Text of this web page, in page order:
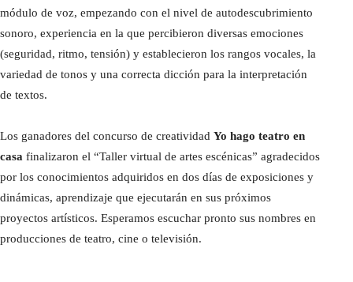
módulo de voz, empezando con el nivel de autodescubrimiento
sonoro, experiencia en la que percibieron diversas emociones
(seguridad, ritmo, tensión) y establecieron los rangos vocales, la
variedad de tonos y una correcta dicción para la interpretación
de textos.
Los ganadores del concurso de creatividad Yo hago teatro en
casa finalizaron el “Taller virtual de artes escénicas” agradecidos
por los conocimientos adquiridos en dos días de exposiciones y
dinámicas, aprendizaje que ejecutarán en sus próximos
proyectos artísticos. Esperamos escuchar pronto sus nombres en
producciones de teatro, cine o televisión.